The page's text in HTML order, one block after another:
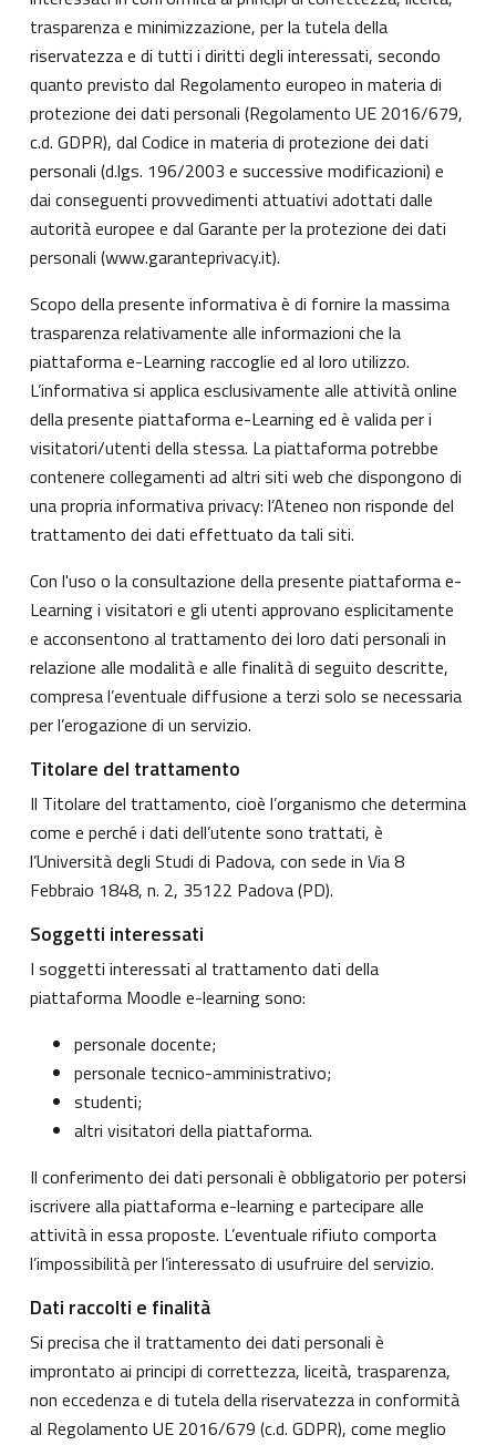
trasparenza e minimizzazione, per la tutela della
riservatezza e di tutti i diritti degli interessati, secondo
quanto previsto dal Regolamento europeo in materia di
protezione dei dati personali (Regolamento UE 2016/679,
c.d. GDPR), dal Codice in materia di protezione dei dati
personali (d.lgs. 196/2003 e successive modificazioni) e
dai conseguenti provvedimenti attuativi adottati dalle
autorità europee e dal Garante per la protezione dei dati
personali (www.garanteprivacy.it).
Scopo della presente informativa è di fornire la massima
trasparenza relativamente alle informazioni che la
piattaforma e-Learning raccoglie ed al loro utilizzo.
L’informativa si applica esclusivamente alle attività online
della presente piattaforma e-Learning ed è valida per i
visitatori/utenti della stessa. La piattaforma potrebbe
contenere collegamenti ad altri siti web che dispongono di
una propria informativa privacy: l’Ateneo non risponde del
trattamento dei dati effettuato da tali siti.
Con l'uso o la consultazione della presente piattaforma e-
Learning i visitatori e gli utenti approvano esplicitamente
e acconsentono al trattamento dei loro dati personali in
relazione alle modalità e alle finalità di seguito descritte,
compresa l’eventuale diffusione a terzi solo se necessaria
per l’erogazione di un servizio.
Titolare del trattamento
Il Titolare del trattamento, cioè l’organismo che determina
come e perché i dati dell’utente sono trattati, è
l’Università degli Studi di Padova, con sede in Via 8
Febbraio 1848, n. 2, 35122 Padova (PD).
Soggetti interessati
I soggetti interessati al trattamento dati della
piattaforma Moodle e-learning sono:
personale docente;
personale tecnico-amministrativo;
studenti;
altri visitatori della piattaforma.
Il conferimento dei dati personali è obbligatorio per potersi
iscrivere alla piattaforma e-learning e partecipare alle
attività in essa proposte. L’eventuale rifiuto comporta
l’impossibilità per l’interessato di usufruire del servizio.
Dati raccolti e finalità
Si precisa che il trattamento dei dati personali è
improntato ai principi di correttezza, liceità, trasparenza,
non eccedenza e di tutela della riservatezza in conformità
al Regolamento UE 2016/679 (c.d. GDPR), come meglio